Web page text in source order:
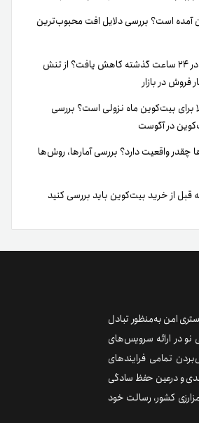
آمده است؟ بررسی دلایل افت محبوب‌ترین
چرا قیمت رمزارزها در ۲۴ ساعت گذشته کاهش یافت؟ از تنش
فروش در بازار
برای بیت‌کوین ماه نزولی است؟ بررسی
در آگوست
چقدر واقعیت دارد؟ بررسی آمارها، روش‌ها
امن به‌منظور تبادل
نو در ارائه سرویس‌های
تمامی فرایندهای
و درعین حفظ سادگی
کشور، رسالت خود